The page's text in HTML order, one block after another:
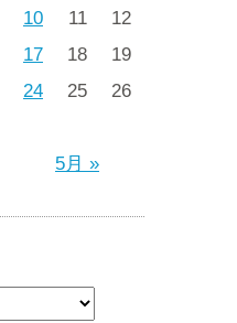
5月 »
10 11
12
17 18
19
24 25
26